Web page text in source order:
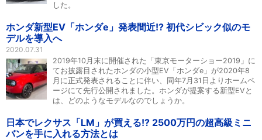
した。
ホンダ新型EV「ホンダe」発表間近!? 初代シビック似のモ
デルを導入へ
2020.07.31
2019年10月末に開催された「東京モーターショー2019」に
てお披露目されたホンダの小型EV「ホンダe」が2020年8
月に正式発表されることに伴い、同年7月31日よりホームペ
ージにて先行公開されました。ホンダが提案する新型EVと
は、どのようなモデルなのでしょうか。
日本でレクサス「LM」が買える!? 2500万円の超高級ミニ
バンを手に入れる方法とは